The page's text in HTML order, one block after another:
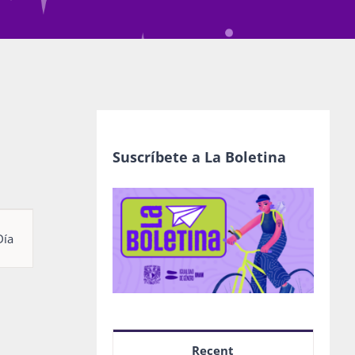
Suscríbete a La Boletina
Recent